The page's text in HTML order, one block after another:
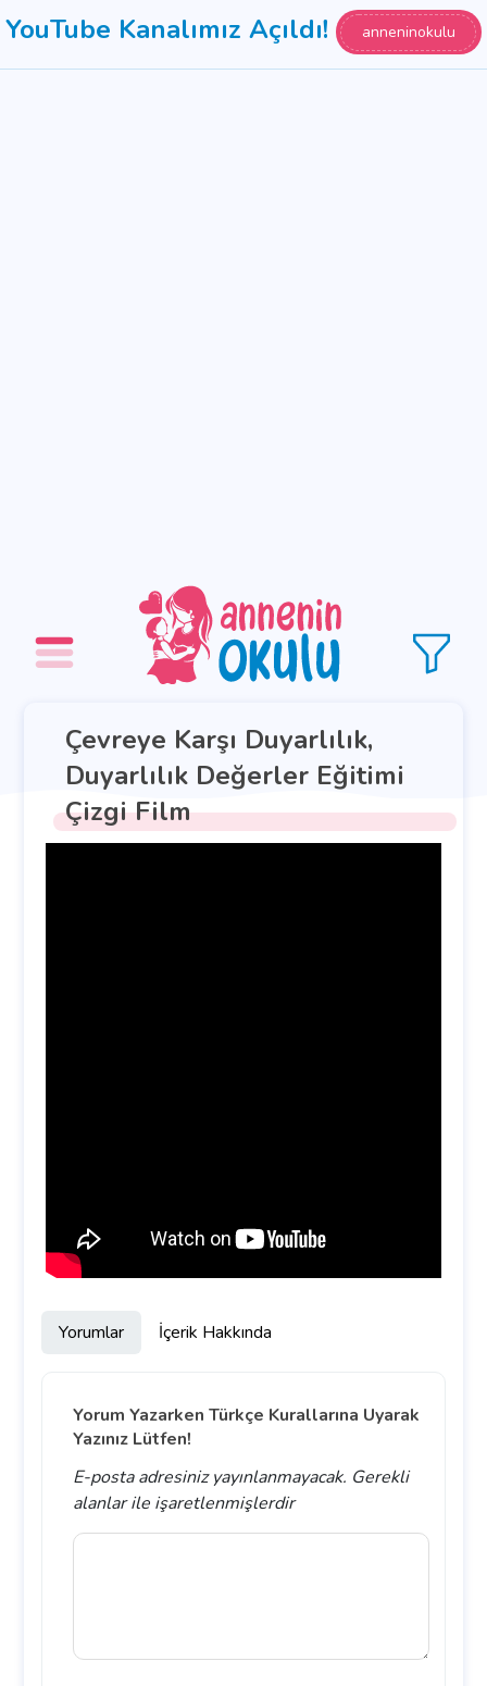
YouTube Kanalımız Açıldı! anneninokulu
Çevreye Karşı Duyarlılık,
Duyarlılık Değerler Eğitimi
Çizgi Film
Yorumlar İçerik Hakkında
Yorum Yazarken Türkçe Kurallarına Uyarak
Yazınız Lütfen!
E-posta adresiniz yayınlanmayacak. Gerekli
alanlarile işaretlenmişlerdir